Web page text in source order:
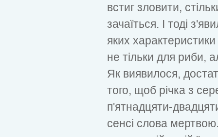
встиг зловити,
зачаїться. І тоді
яких
не тільки для риби,
Як виявилося,
того, щоб річка з
п'ятнадцяти-
сенсі слова